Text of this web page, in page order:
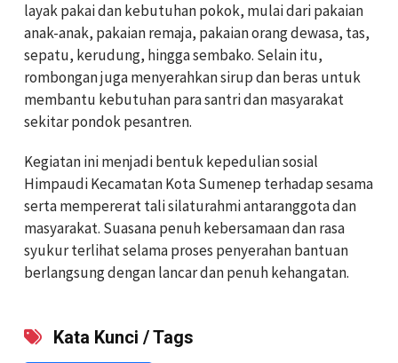
layak pakai dan kebutuhan pokok, mulai dari pakaian
anak-anak, pakaian remaja, pakaian orang dewasa, tas,
sepatu, kerudung, hingga sembako. Selain itu,
rombongan juga menyerahkan sirup dan beras untuk
membantu kebutuhan para santri dan masyarakat
sekitar pondok pesantren.
Kegiatan ini menjadi bentuk kepedulian sosial
Himpaudi Kecamatan Kota Sumenep terhadap sesama
serta mempererat tali silaturahmi antaranggota dan
masyarakat. Suasana penuh kebersamaan dan rasa
syukur terlihat selama proses penyerahan bantuan
berlangsung dengan lancar dan penuh kehangatan.
Kata Kunci / Tags